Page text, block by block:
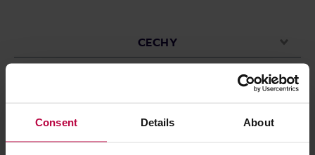
Consent Details About
CECHY